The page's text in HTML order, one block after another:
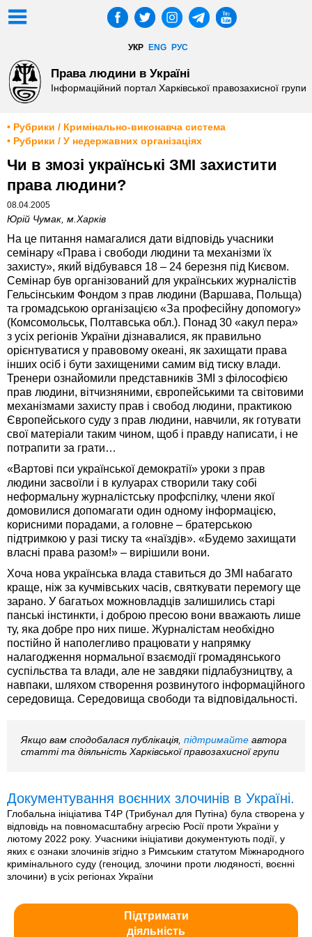
УКР ENG РУС
Права людини в Україні
Інформаційний портал Харківської правозахисної групи
• Рубрики / Кримінально-виконавча система
• Рубрики / У недержавних організаціях
Чи в змозі українські ЗМІ захистити
права людини?
08.04.2005
Юрій Чумак, м.Харків
На це питання намагалися дати відповідь учасники
семінару «Права і свободи людини та механізми їх
захисту», який відбувався 18 – 24 березня під Києвом.
Семінар був організований для українських журналістів
Гельсінським Фондом з прав людини (Варшава, Польща)
та громадською організацією «За професійну допомогу»
(Комсомольськ, Полтавська обл.). Понад 30 «акул пера»
з усіх регіонів України дізнавалися, як правильно
орієнтуватися у правовому океані, як захищати права
інших осіб і бути захищеними самим від тиску влади.
Тренери ознайомили представників ЗМІ з філософією
прав людини, вітчизняними, європейськими та світовими
механізмами захисту прав і свобод людини, практикою
Європейського суду з прав людини, навчили, як готувати
свої матеріали таким чином, щоб і правду написати, і не
потрапити за грати…
«Вартові пси української демократії» уроки з прав
людини засвоїли і в кулуарах створили таку собі
неформальну журналістську профспілку, члени якої
домовилися допомагати один одному інформацією,
корисними порадами, а головне – братерською
підтримкою у разі тиску та «наїздів». «Будемо захищати
власні права разом!» – вирішили вони.
Хоча нова українська влада ставиться до ЗМІ набагато
краще, ніж за кучмівських часів, святкувати перемогу ще
зарано. У багатьох можновладців залишились старі
панські інстинкти, і доброю пресою вони вважають лише
ту, яка добре про них пише. Журналістам необхідно
постійно й наполегливо працювати у напрямку
налагодження нормальної взаємодії громадянського
суспільства та влади, але не завдяки підлабузництву, а
навпаки, шляхом створення розвинутого інформаційного
середовища. Середовища свободи та відповідальності.
Якщо вам сподобалася публікація, підтримайте автора
статті та діяльність Харківської правозахисної групи
Документування воєнних злочинів в Україні.
Глобальна ініціатива T4P (Трибунал для Путіна) була створена у
відповідь на повномасштабну агресію Росії проти України у
лютому 2022 року. Учасники ініціативи документують події, у
яких є ознаки злочинів згідно з Римським статутом Міжнародного
кримінального суду (геноцид, злочини проти людяності, воєнні
злочини) в усіх регіонах України
Підтримати
діяльність